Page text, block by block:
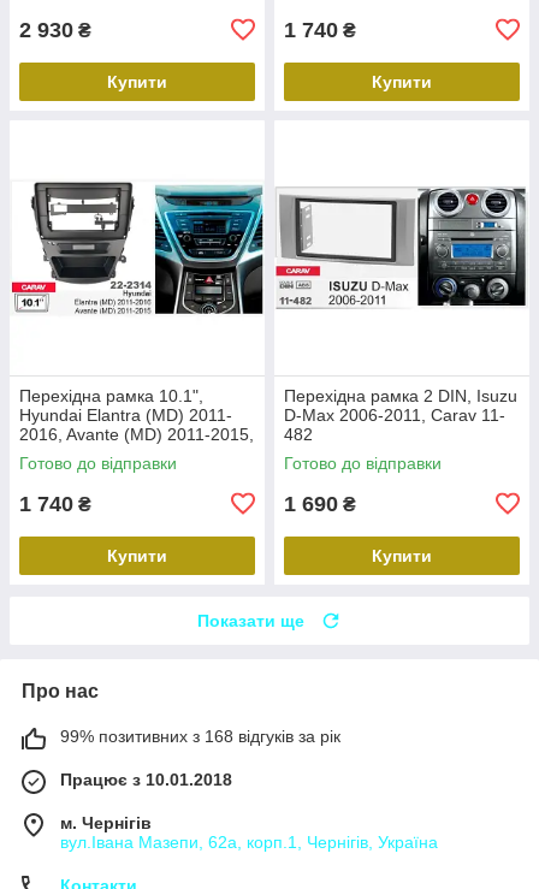
2 930 ₴
Купити
1 740 ₴
Купити
Перехідна рамка 10.1",
Hyundai Elantra (MD) 2011-
2016, Avante (MD) 2011-2015,
Carav 22-2314
Готово до відправки
1 740 ₴
Купити
Перехідна рамка 2 DIN, Isuzu
D-Max 2006-2011, Carav 11-
482
Готово до відправки
1 690 ₴
Купити
Показати ще
Про нас
99% позитивних з 168 відгуків за рік
Працює з 10.01.2018
м. Чернігів
вул.Івана Мазепи, 62а, корп.1, Чернігів, Україна